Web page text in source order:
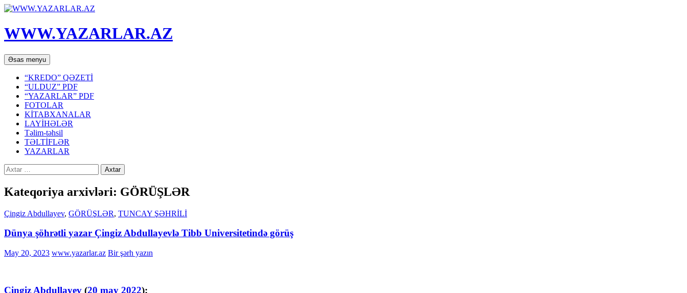
WWW.YAZARLAR.AZ
Axtar
Əsas menyu Mühtəviyyata
keç
“KREDO” QƏZETİ
“ULDUZ” PDF
“YAZARLAR” PDF
FOTOLAR
KİTABXANALAR
LAYİHƏLƏR
Təlim-təhsil
TƏLTİFLƏR
YAZARLAR
Axtarış:
Kateqoriya arxivləri: GÖRÜŞLƏR
Çingiz Abdullayev, GÖRÜŞLƏR, TUNCAY ŞƏHRİLİ
Dünya şöhrətli yazar Çingiz Abdullayevlə Tibb Universitetində görüş
May 20, 2023 www.yazarlar.az Bir şərh yazın
Çingiz Abdullayev (20 may 2022):